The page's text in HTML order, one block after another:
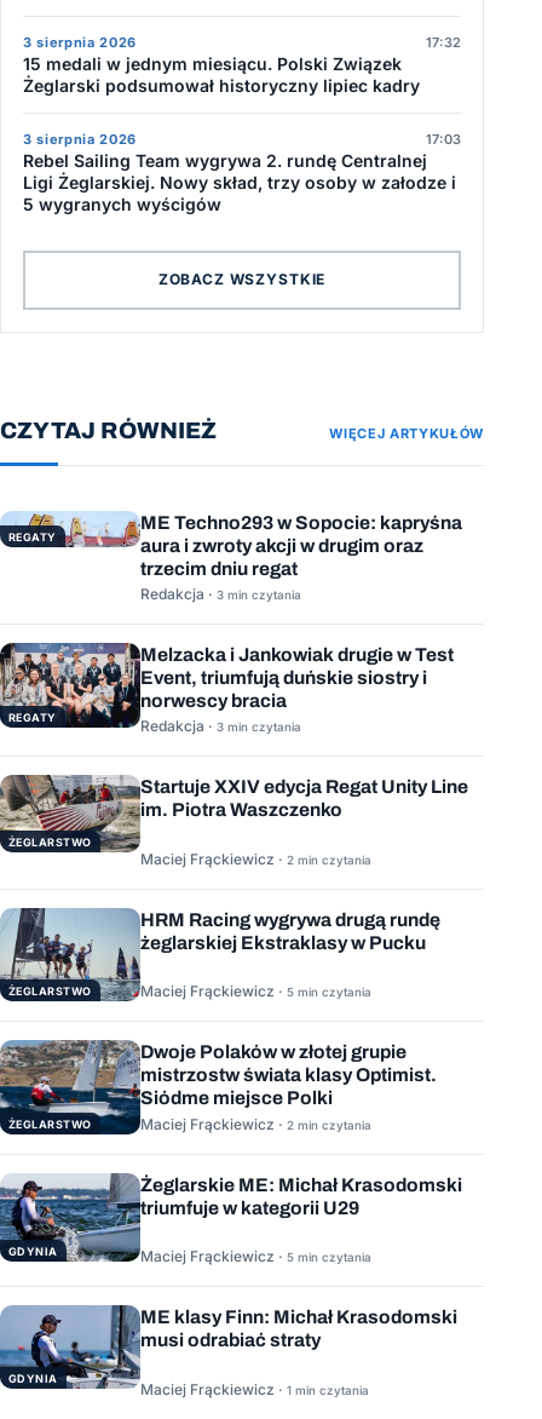
3 sierpnia 2026 17:32
15 medali w jednym miesiącu. Polski Związek
Żeglarski podsumował historyczny lipiec kadry
3 sierpnia 2026 17:03
Rebel Sailing Team wygrywa 2. rundę Centralnej
Ligi Żeglarskiej. Nowy skład, trzy osoby w załodze i
5 wygranych wyścigów
ZOBACZ WSZYSTKIE
CZYTAJ RÓWNIEŻ WIĘCEJ ARTYKUŁÓW
REGATY
ME Techno293 w Sopocie: kapryśna
aura i zwroty akcji w drugim oraz
trzecim dniu regat
Redakcja · 3 min czytania
REGATY
Melzacka i Jankowiak drugie w Test
Event, triumfują duńskie siostry i
norwescy bracia
Redakcja · 3 min czytania
ŻEGLARSTWO
Startuje XXIV edycja Regat Unity Line
im. Piotra Waszczenko
Maciej Frąckiewicz · 2 min czytania
ŻEGLARSTWO
HRM Racing wygrywa drugą rundę
żeglarskiej Ekstraklasy w Pucku
Maciej Frąckiewicz · 5 min czytania
ŻEGLARSTWO
Dwoje Polaków w złotej grupie
mistrzostw świata klasy Optimist.
Siódme miejsce Polki
Maciej Frąckiewicz · 2 min czytania
GDYNIA
Żeglarskie ME: Michał Krasodomski
triumfuje w kategorii U29
Maciej Frąckiewicz · 5 min czytania
GDYNIA
ME klasy Finn: Michał Krasodomski
musi odrabiać straty
Maciej Frąckiewicz · 1 min czytania